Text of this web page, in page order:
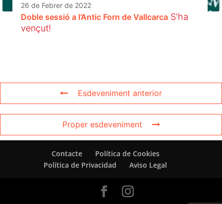
26 de Febrer de 2022
Doble sessió a l’Antic Forn de Vallcarca S'ha
vençut!
Esdeveniment anterior
Proper esdeveniment
Contacte
Política de Cookies
Política de Privacidad
Aviso Legal